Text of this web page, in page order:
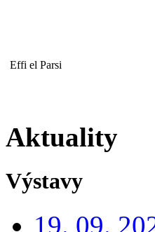
Effi el Parsi
Aktuality
Výstavy
19. 09.